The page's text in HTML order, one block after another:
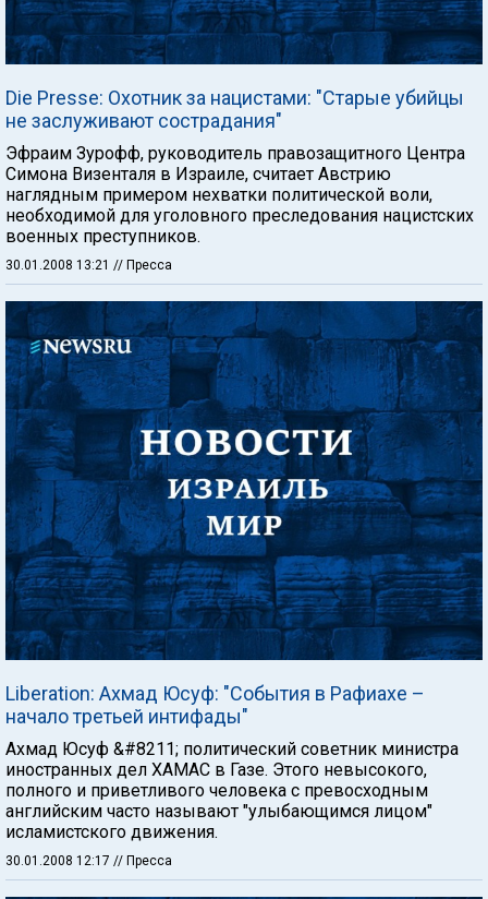
Die Presse: Охотник за нацистами: "Старые убийцы
не заслуживают сострадания"
Эфраим Зурофф, руководитель правозащитного Центра
Симона Визенталя в Израиле, считает Австрию
наглядным примером нехватки политической воли,
необходимой для уголовного преследования нацистских
военных преступников.
30.01.2008 13:21 // Пресса
Liberation: Ахмад Юсуф: "События в Рафиахе –
начало третьей интифады"
Ахмад Юсуф &#8211; политический советник министра
иностранных дел ХАМАС в Газе. Этого невысокого,
полного и приветливого человека с превосходным
английским часто называют "улыбающимся лицом"
исламистского движения.
30.01.2008 12:17 // Пресса